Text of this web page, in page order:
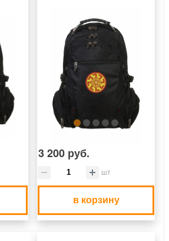
3 200 руб.
шт
в корзину